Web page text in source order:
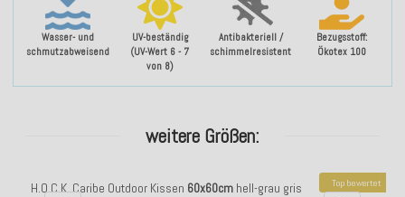
Wasser- und
schmutzabweisend
UV-beständig
(UV-Wert 6 - 7
von 8)
Antibakteriell /
schimmelresistent
Bezugsstoff:
Ökotex 100
weitere Größen:
H.O.C.K. Caribe Outdoor Kissen 60x60cmhell-grau gris
Top bewertet
H.O.C.K.